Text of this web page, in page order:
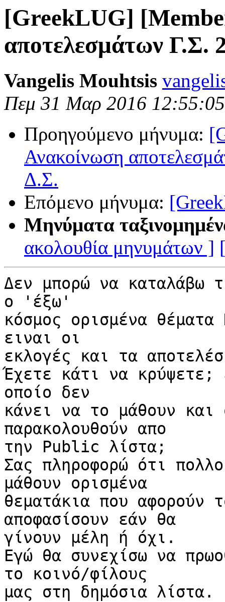
[GreekLUG]
αποτελεσμάτων Γ.Σ.
Vangelis Mouhtsis
Πεμ 31 Μαρ 2016
Προηγούμενο μήνυμα:
Ανακοίνωση
Δ.Σ.
Επόμενο μήνυμα:
Μηνύματα
ακολουθία μηνυμάτων ]
Δεν μπορώ να καταλάβω
ο 'έξω'
κόσμος ορισμένα θέματα
ειναι οι
εκλογές και τα
Έχετε κάτι να κρύψετε;
οποίο δεν
κάνει να το μάθουν και
παρακολουθούν απο
την Public λίστα;
Σας πληροφορώ ότι
μάθουν ορισμένα
θεματάκια που αφορούν
αποφασίσουν εάν θα
γίνουν μέλη ή όχι.
Εγώ θα συνεχίσω να
το κοινό/φίλους
μας στη δημόσια λίστα.